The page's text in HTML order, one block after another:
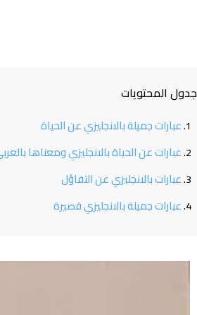
جدول المحتويات
عبارات جميلة بالانجليزي عن الحياة
عبارات عن الحياة بالانجليزي ومعناها
عبارات بالانجليزي عن التفاؤل
عبارات جميلة بالانجليزي قصيرة